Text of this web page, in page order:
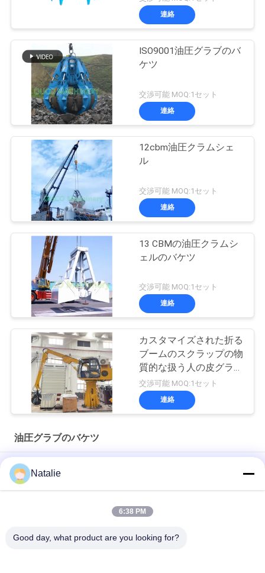
連絡
ISO9001油圧グラブのバ
ケツ
交渉可能 MOQ:1セット
連絡
12cbm油圧クラムシェ
ル
交渉可能 MOQ:1セット
連絡
13 CBMの油圧クラムシ
ェルのバケツ
交渉可能 MOQ:1セット
連絡
カスタマイズされた折る
ブームのスクラップの物
質的な扱う人の皮グラブ
19 Mpa
交渉可能 MOQ:1セット
連絡
油圧グラブのバケツ
15cbm Clamshell Grab Bucket 無線リモコン
第一次製品のためにリモート・コントロール12CBMラジオのク
Natalie
6:38 PM
Good day, what product are you looking for?